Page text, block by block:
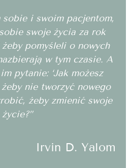
sobie i swoim pacjentom,
swoje życia za rok
pomyśleli o nowych
w tym czasie. A
pytanie: ‘Jak możesz
nie tworzyć nowego
żeby zmienić swoje
życie?”
Irvin D. Yalom